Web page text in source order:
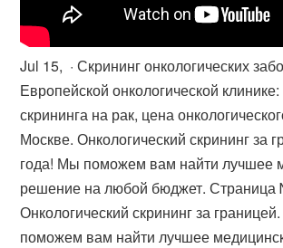
Jul 15, · Скрининг онкологических
Европейской онкологической
скрининга на рак, цена
Москве. Онкологический скрининг за
года! Мы поможем вам найти лучшее
решение на любой бюджет.
Онкологический скрининг за
поможем вам найти лучшее